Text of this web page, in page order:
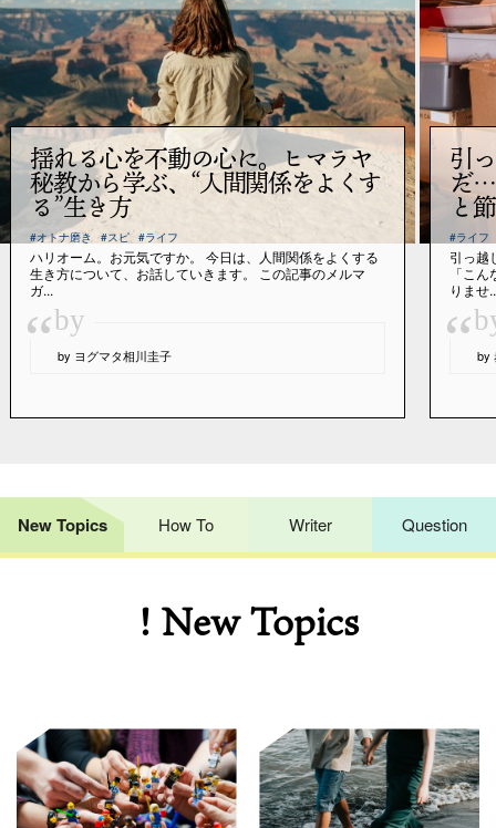
揺れる心を不動の心に。ヒマラヤ
秘教から学ぶ、“人間関係をよくす
る”生き方
#オトナ磨き #スピ #ライフ
ハリオーム。お元気ですか。 今日は、人間関係をよくする
生き方について、お話していきます。 この記事のメルマ
ガ...
“by
by ヨグマタ相川圭子
引
だ…
と
#ライフ
引っ越
「こ
りませ
“ by
New Topics How To Writer Question
! New Topics